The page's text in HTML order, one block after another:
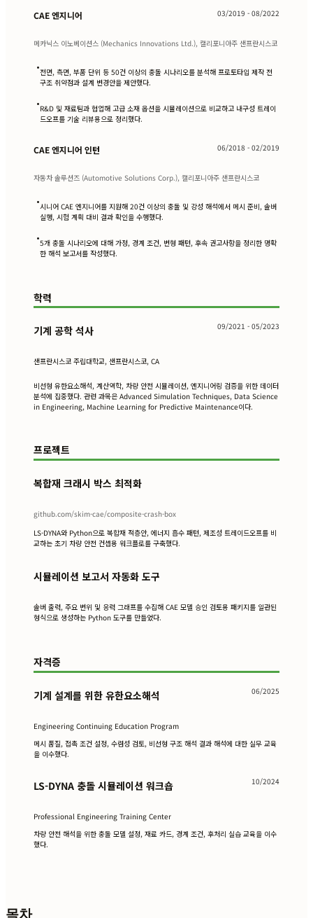
CAE 엔지니어 03/2019 - 08/2022
메카닉스 이노베이션스 (Mechanics Innovations Ltd.), 캘리포니아주 샌프란시스코
•전면, 측면, 부품 단위 등 50건 이상의 충돌 시나리오를 분석해 프로토타입 제작 전
구조 취약점과 설계 변경안을 제안했다.
•R&D 및 재료팀과 협업해 고급 소재 옵션을 시뮬레이션으로 비교하고 내구성 트레이
드오프를 기술 리뷰용으로 정리했다.
CAE 엔지니어 인턴 06/2018 - 02/2019
자동차 솔루션즈 (Automotive Solutions Corp.), 캘리포니아주 샌프란시스코
•시니어 CAE 엔지니어를 지원해 20건 이상의 충돌 및 강성 해석에서 메시 준비, 솔버
실행, 시험 계획 대비 결과 확인을 수행했다.
•5개 충돌 시나리오에 대해 가정, 경계 조건, 변형 패턴, 후속 권고사항을 정리한 명확
한 해석 보고서를 작성했다.
학력
기계 공학 석사 09/2021 - 05/2023
샌프란시스코 주립대학교, 샌프란시스코, CA
비선형 유한요소해석, 계산역학, 차량 안전 시뮬레이션, 엔지니어링 검증을 위한 데이터
분석에 집중했다. 관련 과목은 Advanced Simulation Techniques, Data Science
in Engineering, Machine Learning for Predictive Maintenance이다.
프로젝트
복합재 크래시 박스 최적화
github.com/skim-cae/composite-crash-box
LS-DYNA와 Python으로 복합재 적층안, 에너지 흡수 패턴, 제조성 트레이드오프를 비
교하는 초기 차량 안전 컨셉용 워크플로를 구축했다.
시뮬레이션 보고서 자동화 도구
솔버 출력, 주요 변위 및 응력 그래프를 수집해 CAE 모델 승인 검토용 패키지를 일관된
형식으로 생성하는 Python 도구를 만들었다.
자격증
기계 설계를 위한 유한요소해석 06/2025
Engineering Continuing Education Program
메시 품질, 접촉 조건 설정, 수렴성 검토, 비선형 구조 해석 결과 해석에 대한 실무 교육
을 이수했다.
LS-DYNA 충돌 시뮬레이션 워크숍 10/2024
Professional Engineering Training Center
차량 안전 해석을 위한 충돌 모델 설정, 재료 카드, 경계 조건, 후처리 실습 교육을 이수
했다.
목차